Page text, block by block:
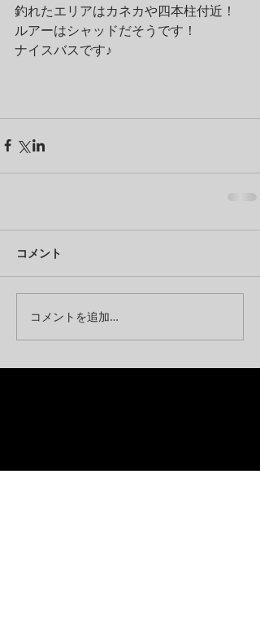
釣れたエリアはカネカや四本柱付近！
ルアーはシャッドだそうです！
ナイスバスです♪
コメント
コメントを追加…